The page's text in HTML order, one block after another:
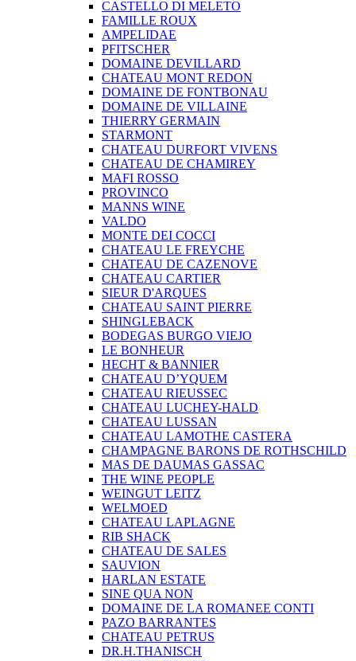
CASTELLO DI MELETO
FAMILLE ROUX
AMPELIDAE
PFITSCHER
DOMAINE DEVILLARD
CHATEAU MONT REDON
DOMAINE DE FONTBONAU
DOMAINE DE VILLAINE
THIERRY GERMAIN
STARMONT
CHATEAU DURFORT VIVENS
CHATEAU DE CHAMIREY
MAFI ROSSO
PROVINCO
MANNS WINE
VALDO
MONTE DEI COCCI
CHATEAU LE FREYCHE
CHATEAU DE CAZENOVE
CHATEAU CARTIER
SIEUR D'ARQUES
CHATEAU SAINT PIERRE
SHINGLEBACK
BODEGAS BURGO VIEJO
LE BONHEUR
HECHT & BANNIER
CHATEAU D’YQUEM
CHATEAU RIEUSSEC
CHATEAU LUCHEY-HALD
CHATEAU LUSSAN
CHATEAU LAMOTHE CASTERA
CHAMPAGNE BARONS DE ROTHSCHILD
MAS DE DAUMAS GASSAC
THE WINE PEOPLE
WEINGUT LEITZ
WELMOED
CHATEAU LAPLAGNE
RIB SHACK
CHATEAU DE SALES
SAUVION
HARLAN ESTATE
SINE QUA NON
DOMAINE DE LA ROMANEE CONTI
PAZO BARRANTES
CHATEAU PETRUS
DR.H.THANISCH